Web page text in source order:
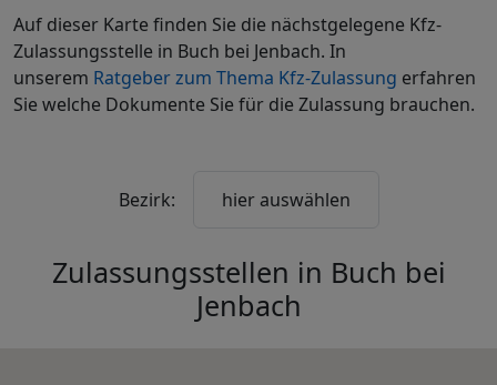
Auf dieser Karte finden Sie die nächstgelegene Kfz-
Zulassungsstelle in Buch bei Jenbach. In
unserem Ratgeber zum Thema Kfz-Zulassung erfahren
Sie welche Dokumente Sie für die Zulassung brauchen.
Bezirk: hier auswählen
Zulassungsstellen in Buch bei
Jenbach